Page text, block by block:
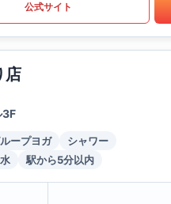
公式サイト
店
3F
ープヨガ
シャワー
駅から5分以内